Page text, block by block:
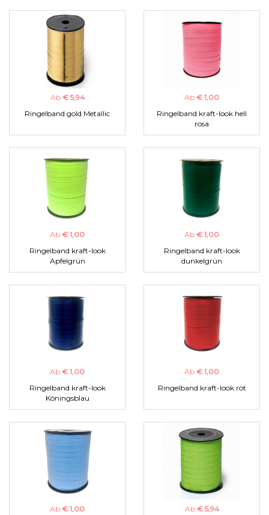
Ab € 5,94
Ringelband gold Metallic
Ab € 1,00
Ringelband kraft-look hell
rosa
Ab € 1,00
Ringelband kraft-look
Apfelgrün
Ab € 1,00
Ringelband kraft-look
dunkelgrün
Ab € 1,00
Ringelband kraft-look
Köningsblau
Ab € 1,00
Ringelband kraft-look rot
Ab € 1,00 Ab € 5,94